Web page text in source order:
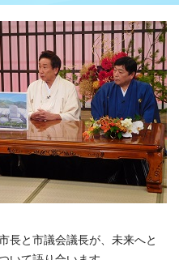
長と市議会議長が、未来へと